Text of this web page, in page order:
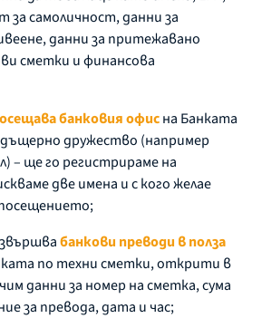
за самоличност, данни за
данни за притежавано
сметки и финансова
банковия офисна Банката
дружество (например
– ще го регистрираме на
две имена и с кого желае
банкови преводи в полза
по техни сметки, открити в
данни за номер на сметка, сума
за превода, дата и час;